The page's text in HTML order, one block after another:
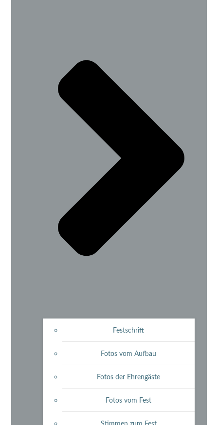
Festschrift
Fotos vom Aufbau
Fotos der Ehrengäste
Fotos vom Fest